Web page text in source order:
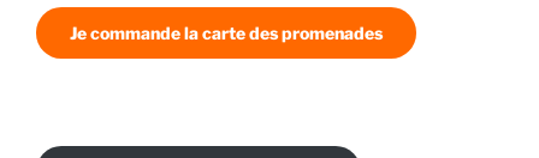
Je commande la carte des promenades